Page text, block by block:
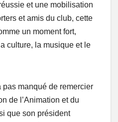
et une mobilisation
et amis du club, cette
un moment fort,
culture, la musique et le
pas manqué de remercier
de l’Animation et du
que son président